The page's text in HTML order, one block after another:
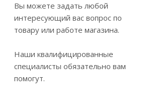
Вы можете задать любой
интересующий вас вопрос по
товару или работе магазина.
Наши квалифицированные
специалисты обязательно вам
помогут.